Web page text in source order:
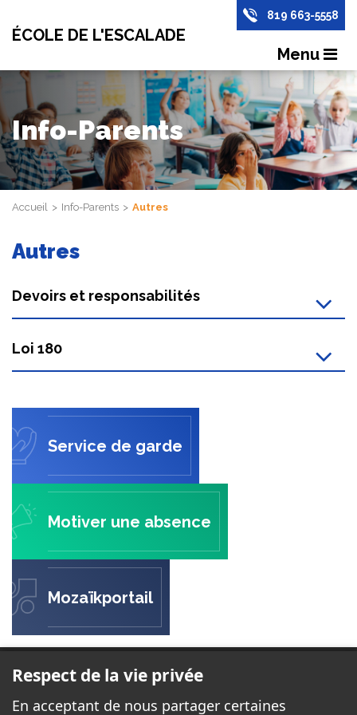
ÉCOLE DE L'ESCALADE
819 663-5558
Menu
Info-Parents
Accueil Info-Parents Autres
Autres
Devoirs et responsabilités
Loi 180
Service de garde
Motiver une absence
Mozaïkportail
ÉCOLE DE L'ESCALADE
605, rue Davidson Est
Respect de la vie privée
En acceptant de nous partager certaines